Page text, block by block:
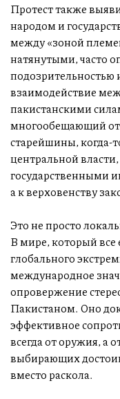
Протест также
народом и
между «зоной
натянутыми, часто
взаимодействие
пакистанскими
многообещающий
старейшины, когда-
центральной
государственными
а к верховенству
Это не просто
В мире, который все
глобального
международное
опровержение
Пакистаном. Оно
эффективное
всегда от оружия, а
выбирающих
вместо раскола.